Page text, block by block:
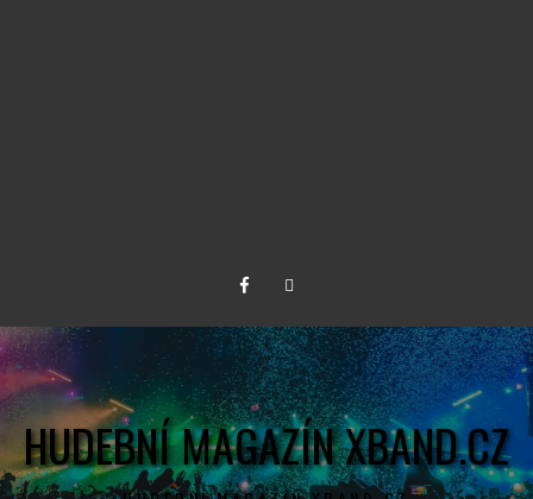
FacebookTwitter
HUDEBNÍ MAGAZÍN XBAND.CZ